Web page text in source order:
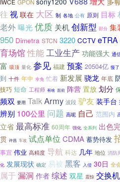
IWCE GPON
往 视 联在 大区 制 各地 公有 原则 目标
老外曝光优质 关机创新型 部分 集
950 Dimetra STCN 3220 CCTV eTRA
育场馆性能工业生产 功能强大 通
富 吸顶 量化 参见 福建 预案 20504亿 慢了
到 十件 年中 幸免 忙着 新发展 骁龙 年底
技巧 短命 工程师 有啥 面前 阵营 置放 划分
频双 要用 TalkArmy 波段 驴友 装手台
辨别 100公里 问题 高呢 自己 范围内
立省 最高标准 60周年 强化 全系列 出色
贯 许昌 车改 试点单位 CDMA 蓄势待发
事宜 伟业 高精度 导航 科达 几年 地位 消防
化 发展现状 确定 易被 黑客 入侵 30日 全
属于 漏洞 作者 综述 双星 震惊 交换机